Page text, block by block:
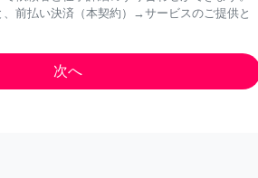
前払い決済（本契約）→サービスのご提供と